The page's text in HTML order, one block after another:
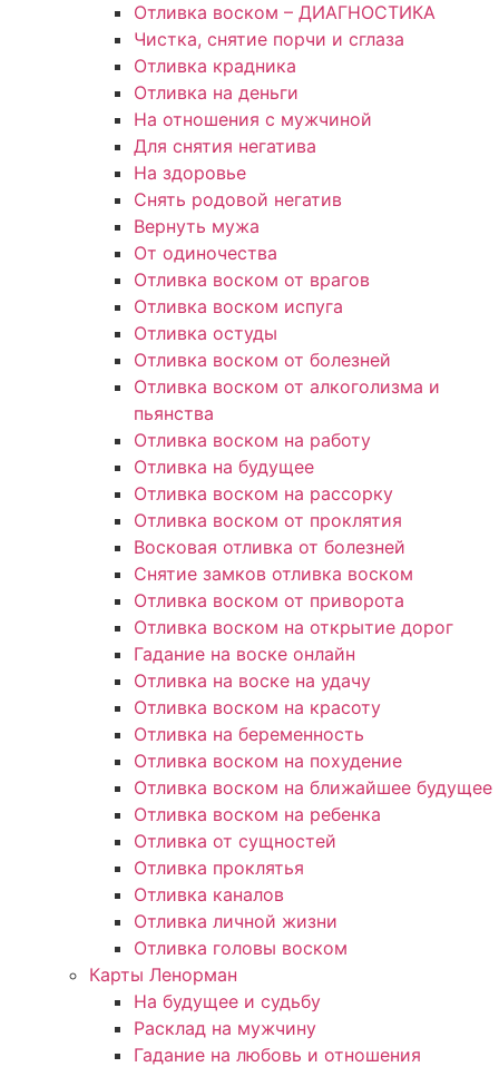
Отливка воском – ДИАГНОСТИКА
Чистка, снятие порчи и сглаза
Отливка крадника
Отливка на деньги
На отношения с мужчиной
Для снятия негатива
На здоровье
Снять родовой негатив
Вернуть мужа
От одиночества
Отливка воском от врагов
Отливка воском испуга
Отливка остуды
Отливка воском от болезней
Отливка воском от алкоголизма и
пьянства
Отливка воском на работу
Отливка на будущее
Отливка воском на рассорку
Отливка воском от проклятия
Восковая отливка от болезней
Снятие замков отливка воском
Отливка воском от приворота
Отливка воском на открытие дорог
Гадание на воске онлайн
Отливка на воске на удачу
Отливка воском на красоту
Отливка на беременность
Отливка воском на похудение
Отливка воском на ближайшее будущее
Отливка воском на ребенка
Отливка от сущностей
Отливка проклятья
Отливка каналов
Отливка личной жизни
Отливка головы воском
Карты Ленорман
На будущее и судьбу
Расклад на мужчину
Гадание на любовь и отношения